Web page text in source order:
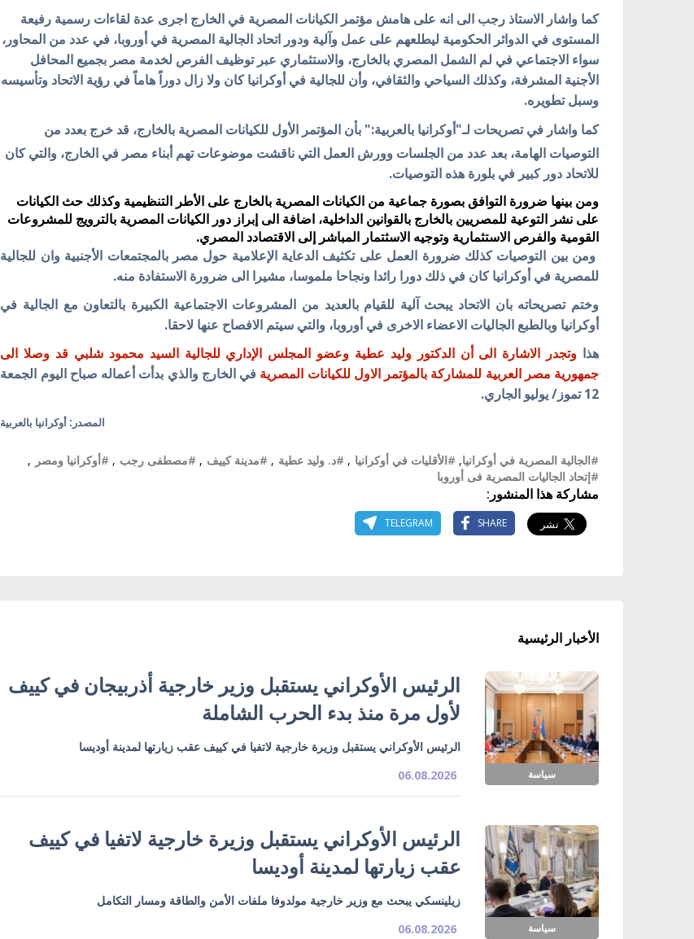
كما واشار الاستاذ رجب الى انه على هامش مؤتمر الكيانات المصرية في الخارج اجرى عدة لقاءات رسمية رفيعة
المستوى في الدوائر الحكومية ليطلعهم على عمل وآلية ودور اتحاد الجالية المصرية في أوروبا، في عدد من المحاور،
سواء الاجتماعي في لم الشمل المصري بالخارج، والاستثماري عبر توظيف الفرص لخدمة مصر بجميع المحافل
الأجنية المشرفة، وكذلك السياحي والثقافي، وأن للجالية في أوكرانيا كان ولا زال دوراً هاماً في رؤية الاتحاد وتأسيسه
وسبل تطويره.
كما واشار في تصريحات لـ"أوكرانيا بالعربية:" بأن المؤتمر الأول للكيانات المصرية بالخارج، قد خرج بعدد من
التوصيات الهامة، بعد عدد من الجلسات وورش العمل التي ناقشت موضوعات تهم أبناء مصر في الخارج، والتي كان
للاتحاد دور كبير في بلورة هذه التوصيات.
ومن بينها ضرورة التوافق بصورة جماعية من الكيانات المصرية بالخارج على الأطر التنظيمية وكذلك حث الكيانات
على نشر التوعية للمصريين بالخارج بالقوانين الداخلية، اضافة الى إبراز دور الكيانات المصرية بالترويج للمشروعات
القومية والفرص الاستثمارية وتوجيه الاسثتمار المباشر إلى الاقتصادد المصري.
ومن بين التوصيات كذلك ضرورة العمل على تكثيف الدعاية الإعلامية حول مصر بالمجتمعات الأجنبية وان للجالية
للمصرية في أوكرانيا كان في ذلك دورا رائدا ونجاحا ملموسا، مشيرا الى ضرورة الاستفادة منه.
وختم تصريحاته بان الاتحاد يبحث آلية للقيام بالعديد من المشروعات الاجتماعية الكبيرة بالتعاون مع الجالية في
أوكرانيا وبالطبع الجاليات الاعضاء الاخرى في أوروبا، والتي سيتم الافصاح عنها لاحقا.
هذا وتجدر الاشارة الى أن الدكتور وليد عطية وعضو المجلس الإداري للجالية السيد محمود شلبي قد وصلا الى
جمهورية مصر العربية للمشاركة بالمؤتمر الاول للكيانات المصرية في الخارج والذي بدأت أعماله صباح اليوم الجمعة
12 تموز/ يوليو الجاري.
المصدر: أوكرانيا بالعربية
#الجالية المصرية في أوكرانيا, #الأقليات في أوكرانيا , #د. وليد عطية , #مدينة كييف , #مصطفى رجب , #أوكرانيا ومصر ,
#إتحاد الجاليات المصرية فى أوروبا
مشاركة هذا المنشور:
SHARE
TELEGRAM
الأخبار الرئيسية
سياسة
الرئيس الأوكراني يستقبل وزير خارجية أذربيجان في كييف
لأول مرة منذ بدء الحرب الشاملة
الرئيس الأوكراني يستقبل وزيرة خارجية لاتفيا في كييف عقب زيارتها لمدينة أوديسا
06.08.2026
سياسة
الرئيس الأوكراني يستقبل وزيرة خارجية لاتفيا في كييف
عقب زيارتها لمدينة أوديسا
زيلينسكي يبحث مع وزير خارجية مولدوفا ملفات الأمن والطاقة ومسار التكامل
06.08.2026